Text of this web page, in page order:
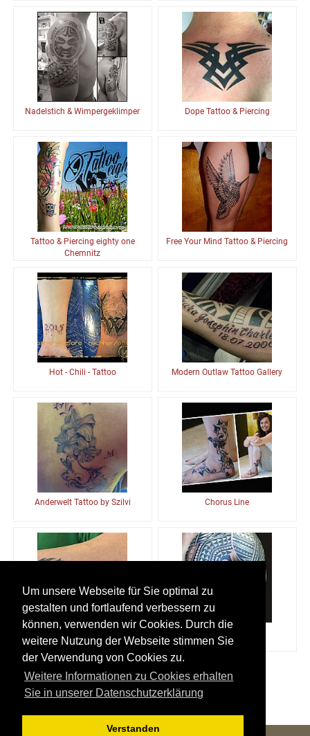
Um unsere Webseite für Sie optimal zu
gestalten und fortlaufend verbessern zu
können, verwenden wir Cookies. Durch die
weitere Nutzung der Webseite stimmen Sie
der Verwendung von Cookies zu.
Weitere Informationen zu Cookies erhalten
Sie in unserer Datenschutzerklärung
Verstanden
Nadelstich & Wimpergeklimper Dope Tattoo & Piercing
Tattoo & Piercing eighty one
Chemnitz
Free Your Mind Tattoo & Piercing
Hot - Chili - Tattoo Modern Outlaw Tattoo Gallery
Anderwelt Tattoo by Szilvi Chorus Line
Otherside Tattoo Piercing
Erste << 1 >>